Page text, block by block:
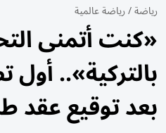
رياضة/رياضة عالمية
«كنت أتمنى
بالتركية»..
بعد توقيع عقد